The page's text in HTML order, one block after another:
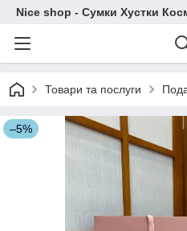
Nice shop - Сумки Хустки
Товари та послуги
–5%